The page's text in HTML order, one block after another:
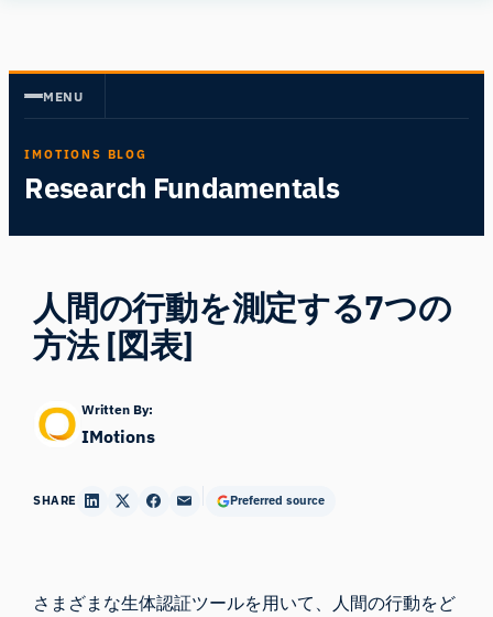
を
ス
ッ
MENU
IMOTIONS BLOG
Research Fundamentals
人間の行動を測定する7つの
方法 [図表]
Written By:
IMotions
SHARE Preferred source
さまざまな生体認証ツールを用いて、人間の行動をど